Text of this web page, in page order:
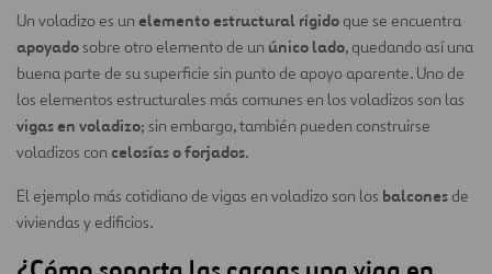
Un voladizo es un elemento estructural rígidoque se encuentra
apoyadosobre otro elemento de un único lado, quedando así una
buena parte de su superficie sin punto de apoyo aparente. Uno de
los elementos estructurales más comunes en los voladizos son las
vigas en voladizo; sin embargo, también pueden construirse
voladizos con celosías o forjados.
El ejemplo más cotidiano de vigas en voladizo son los balconesde
viviendas y edificios.